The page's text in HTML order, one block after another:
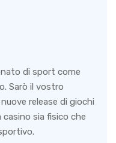
di sport come
Sarò il vostro
release di giochi
sia fisico che